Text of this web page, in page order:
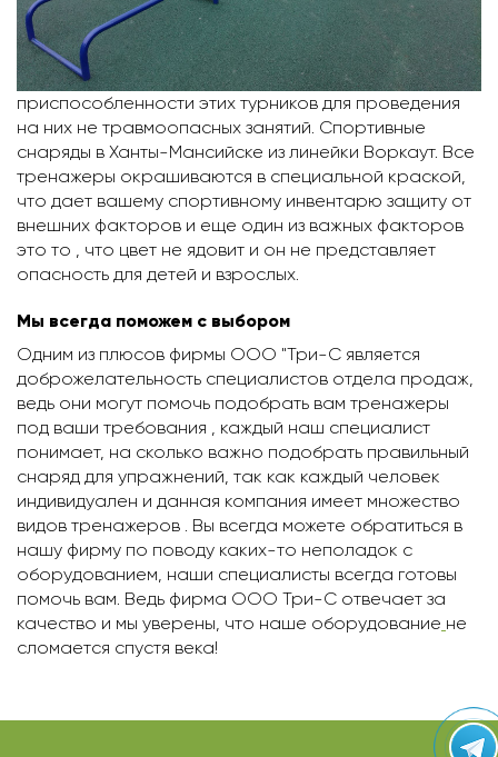
приспособленности этих турников для проведения
на них не травмоопасных занятий. Спортивные
снаряды в Ханты-Мансийске из линейки Воркаут. Все
тренажеры окрашиваются в специальной краской,
что дает вашему спортивному инвентарю защиту от
внешних факторов и еще один из важных факторов
это то , что цвет не ядовит и он не представляет
опасность для детей и взрослых.
Мы всегда поможем с выбором
Одним из плюсов фирмы ООО "Три-С является
доброжелательность специалистов отдела продаж,
ведь они могут помочь подобрать вам тренажеры
под ваши требования , каждый наш специалист
понимает, на сколько важно подобрать правильный
снаряд для упражнений, так как каждый человек
индивидуален и данная компания имеет множество
видов тренажеров . Вы всегда можете обратиться в
нашу фирму по поводу каких-то неполадок с
оборудованием, наши специалисты всегда готовы
помочь вам. Ведь фирма ООО Три-С отвечает за
качество и мы уверены, что наше оборудование не
сломается спустя века!